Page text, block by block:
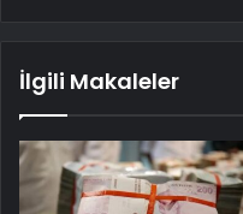
İlgili Makaleler